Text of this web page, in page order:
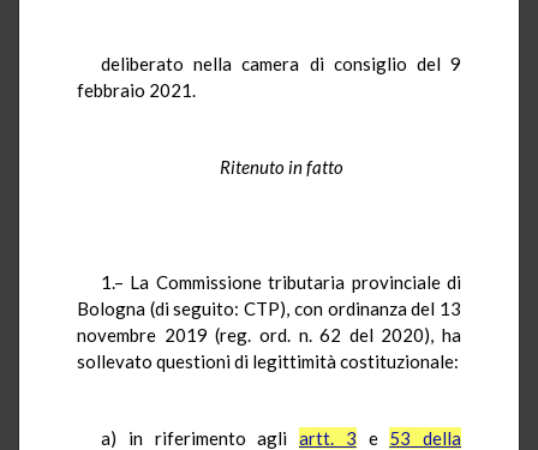
deliberato nella camera di consiglio del 9
febbraio 2021.
Ritenuto in fatto
1.– La Commissione tributaria provinciale di
Bologna (di seguito: CTP), con ordinanza del 13
novembre 2019 (reg. ord. n. 62 del 2020), ha
sollevato questioni di legittimità costituzionale:
a) in riferimento agli artt. 3 e 53 della